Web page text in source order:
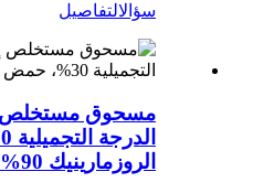
سؤالالتفاصيل
مسحوق مستخلص
الروزمارينيك 90%